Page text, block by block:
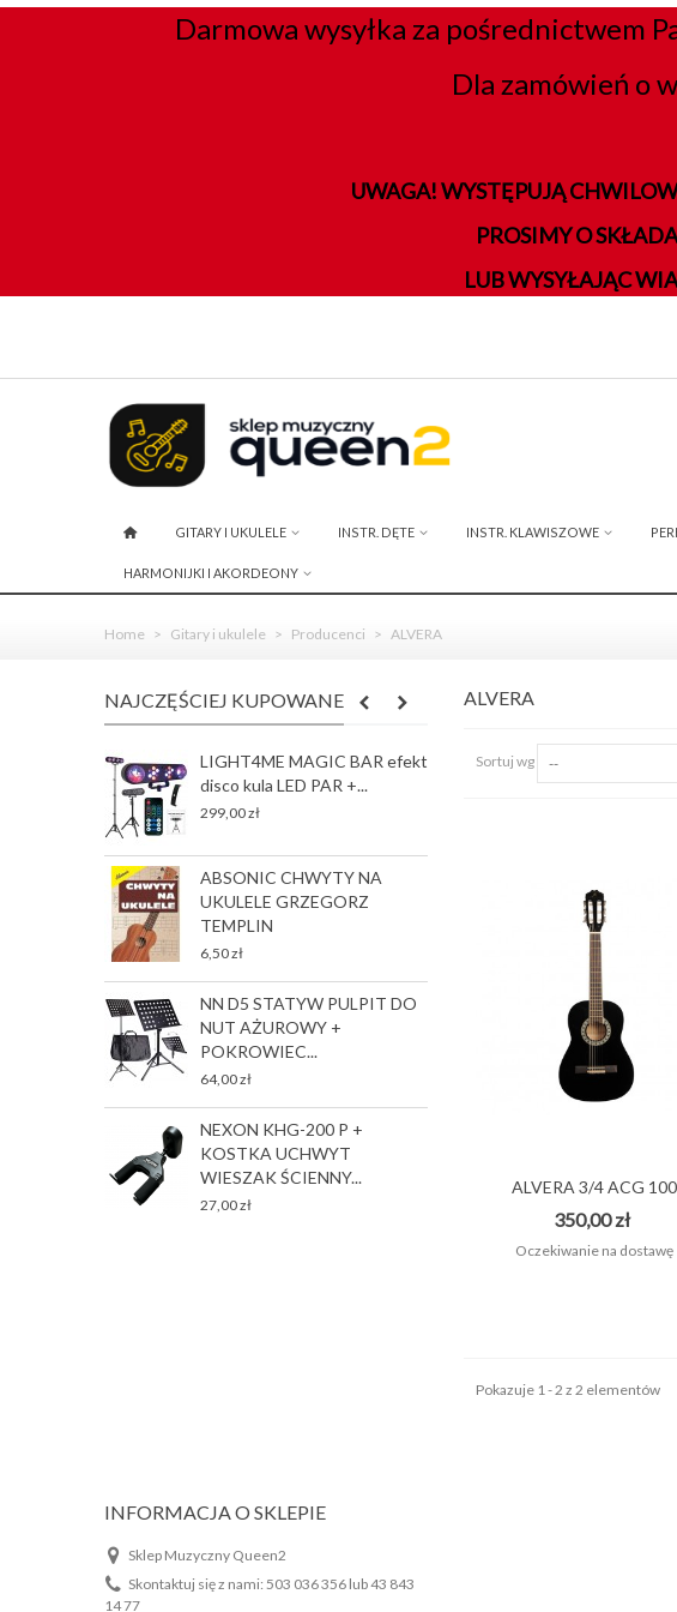
Darmowa wysyłka za pośrednictwem
Dla zamówień o
UWAGA! WYSTĘPUJĄ
PROSIMY O
LUB WYSYŁAJĄC
GITARY I UKULELE INSTR. DĘTE INSTR. KLAWISZOWE
HARMONIJKI I AKORDEONY
Home > Gitary i ukulele > Producenci > ALVERA
NAJCZĘŚCIEJ KUPOWANE
LIGHT4ME MAGIC BAR efekt
disco kula LED PAR +...
299,00 zł
ABSONIC CHWYTY NA
UKULELE GRZEGORZ
TEMPLIN
6,50 zł
NN D5 STATYW PULPIT DO
NUT AŻUROWY +
POKROWIEC...
64,00 zł
NEXON KHG-200 P +
KOSTKA UCHWYT
WIESZAK ŚCIENNY...
27,00 zł
RED'S MUSIC
STRONGER
Gist Wood 5AX
perkusyjne
Gist Wood 5B
perkusyjne
35,00 zł
ALVERA
Sortuj wg --
ALVERA 3/4 ACG 100
CZARNA GITARA...
350,00 zł
Oczekiwanie na dostawę
Pokazuje 1 - 2 z 2 elementów
INFORMACJA O SKLEPIE
Sklep Muzyczny Queen2
Skontaktuj się z nami: 503 036 356 lub 43 843
14 77